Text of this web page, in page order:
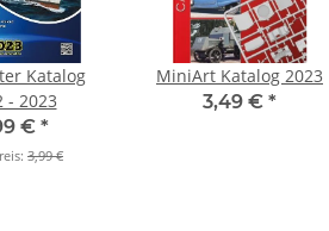
Katalog
- 2023
€ *
3,99 €
MiniArt Katalog 2023
3,49 € *